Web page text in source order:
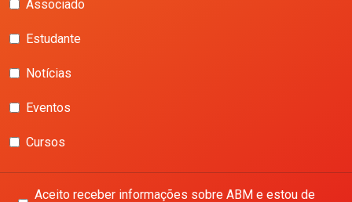
Associado
Estudante
Notícias
Eventos
Cursos
Aceito receber informações sobre ABM e estou de